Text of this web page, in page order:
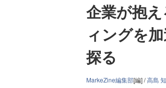
企業が抱
ィングを
探る
MarkeZine編集部[編] /高島